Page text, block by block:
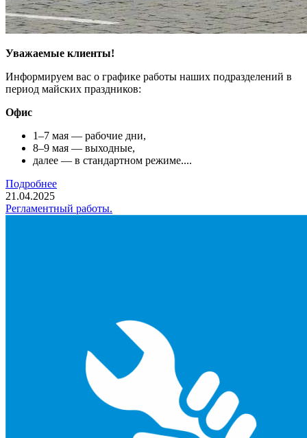
Уважаемые клиенты!
Информируем вас о графике работы наших подразделений в
период майских праздников:
Офис
1–7 мая — рабочие дни,
8–9 мая — выходные,
далее — в стандартном режиме....
Подробнее
21.04.2025
Регламентный работы.